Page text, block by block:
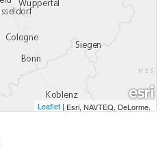
Leaflet | Esri, NAVTEQ, DeLorme,